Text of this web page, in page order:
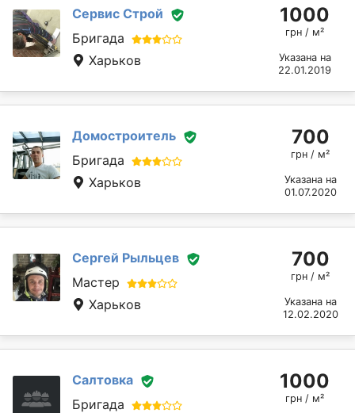
Сервис Строй
Бригада
Харьков
1000
грн / м²
Указана на
22.01.2019
Домостроитель
Бригада
Харьков
700
грн / м²
Указана на
01.07.2020
Сергей Рыльцев
Мастер
Харьков
700
грн / м²
Указана на
12.02.2020
Салтовка
Бригада
1000
грн / м²